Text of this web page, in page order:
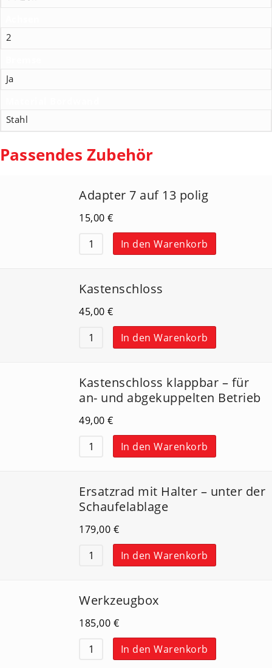
2
Ja
Stahl
Passendes Zubehör
Adapter 7 auf 13 polig
15,00 €
In den Warenkorb
Kastenschloss
45,00 €
In den Warenkorb
Kastenschloss klappbar – für
an- und abgekuppelten Betrieb
49,00 €
In den Warenkorb
Ersatzrad mit Halter – unter der
Schaufelablage
179,00 €
In den Warenkorb
Werkzeugbox
185,00 €
In den Warenkorb